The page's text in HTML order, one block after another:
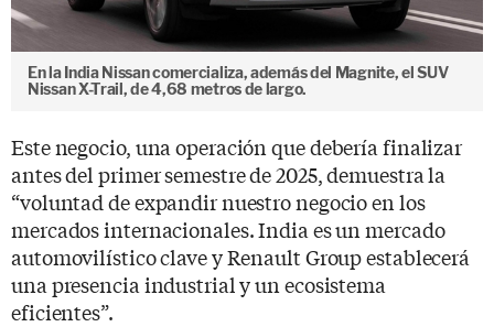
En la India Nissan comercializa, además del Magnite, el SUV
Nissan X-Trail, de 4,68 metros de largo.
Este negocio, una operación que debería finalizar
antes del primer semestre de 2025, demuestra la
“voluntad de expandir nuestro negocio en los
mercados internacionales. India es un mercado
automovilístico clave y Renault Group establecerá
una presencia industrial y un ecosistema
eficientes”.